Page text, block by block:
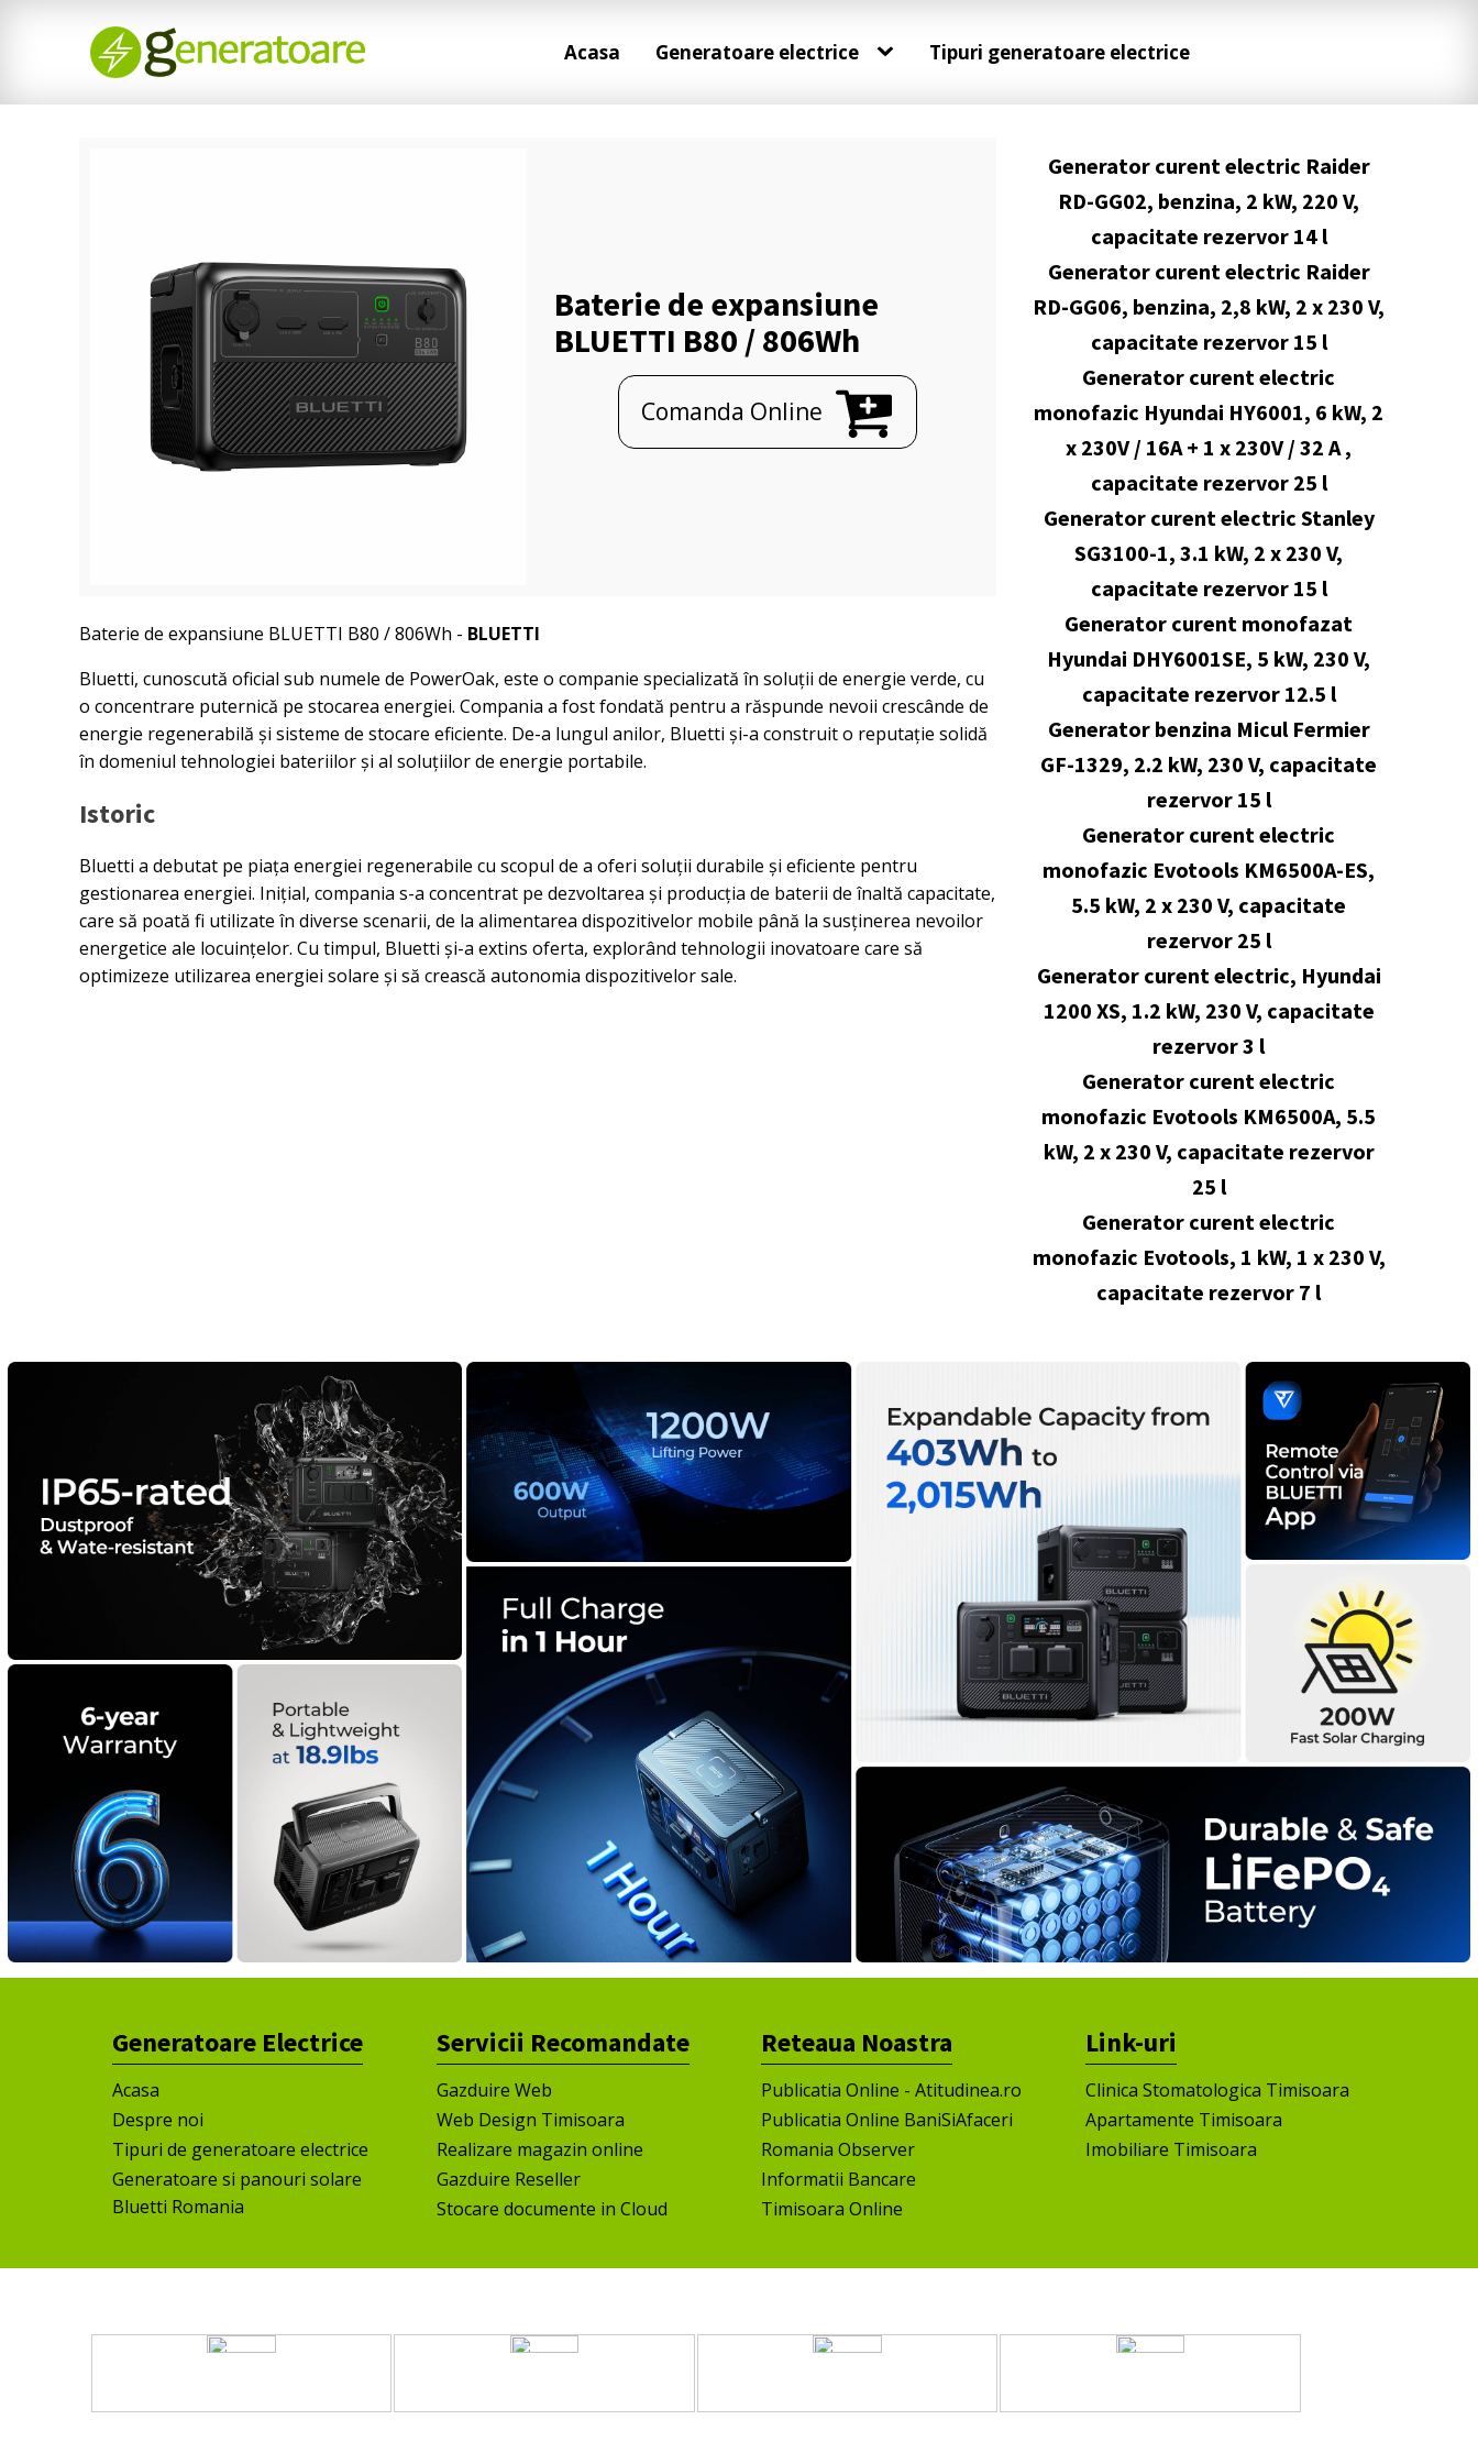
Acasa Generatoare electrice Tipuri generatoare electrice
Baterie de expansiune
BLUETTI B80 / 806Wh
Comanda Online
Baterie de expansiune BLUETTI B80 / 806Wh - BLUETTI
Bluetti, cunoscută oficial sub numele de PowerOak, este o companie specializată în soluții de energie verde, cu
o concentrare puternică pe stocarea energiei. Compania a fost fondată pentru a răspunde nevoii crescânde de
energie regenerabilă și sisteme de stocare eficiente. De-a lungul anilor, Bluetti și-a construit o reputație solidă
în domeniul tehnologiei bateriilor și al soluțiilor de energie portabile.
Istoric
Bluetti a debutat pe piața energiei regenerabile cu scopul de a oferi soluții durabile și eficiente pentru
gestionarea energiei. Inițial, compania s-a concentrat pe dezvoltarea și producția de baterii de înaltă capacitate,
care să poată fi utilizate în diverse scenarii, de la alimentarea dispozitivelor mobile până la susținerea nevoilor
energetice ale locuințelor. Cu timpul, Bluetti și-a extins oferta, explorând tehnologii inovatoare care să
optimizeze utilizarea energiei solare și să crească autonomia dispozitivelor sale.
Generator curent electric Raider
RD-GG02, benzina, 2 kW, 220 V,
capacitate rezervor 14 l
Generator curent electric Raider
RD-GG06, benzina, 2,8 kW, 2 x 230 V,
capacitate rezervor 15 l
Generator curent electric
monofazic Hyundai HY6001, 6 kW, 2
x 230V / 16A + 1 x 230V / 32 A ,
capacitate rezervor 25 l
Generator curent electric Stanley
SG3100-1, 3.1 kW, 2 x 230 V,
capacitate rezervor 15 l
Generator curent monofazat
Hyundai DHY6001SE, 5 kW, 230 V,
capacitate rezervor 12.5 l
Generator benzina Micul Fermier
GF-1329, 2.2 kW, 230 V, capacitate
rezervor 15 l
Generator curent electric
monofazic Evotools KM6500A-ES,
5.5 kW, 2 x 230 V, capacitate
rezervor 25 l
Generator curent electric, Hyundai
1200 XS, 1.2 kW, 230 V, capacitate
rezervor 3 l
Generator curent electric
monofazic Evotools KM6500A, 5.5
kW, 2 x 230 V, capacitate rezervor
25 l
Generator curent electric
monofazic Evotools, 1 kW, 1 x 230 V,
capacitate rezervor 7 l
Generatoare Electrice
Acasa
Despre noi
Tipuri de generatoare electrice
Generatoare si panouri solare
Bluetti Romania
Servicii Recomandate
Gazduire Web
Web Design Timisoara
Realizare magazin online
Gazduire Reseller
Stocare documente in Cloud
Reteaua Noastra
Publicatia Online - Atitudinea.ro
Publicatia Online BaniSiAfaceri
Romania Observer
Informatii Bancare
Timisoara Online
Link-uri
Clinica Stomatologica Timisoara
Apartamente Timisoara
Imobiliare Timisoara